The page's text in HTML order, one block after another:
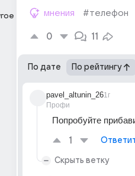
мнения #телефон
0 11
По дате По рейтингу
pavel_altunin_26
Профи
1г
Попробуйте
1
Скрыть ветку